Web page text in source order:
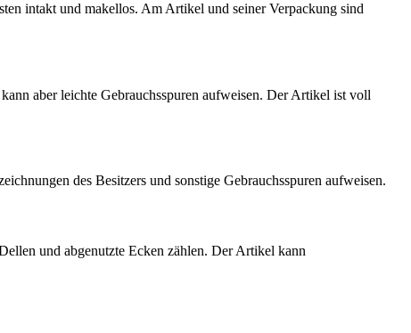
intakt und makellos. Am Artikel und seiner Verpackung sind
aber leichte Gebrauchsspuren aufweisen. Der Artikel ist voll
des Besitzers und sonstige Gebrauchsspuren aufweisen.
und abgenutzte Ecken zählen. Der Artikel kann